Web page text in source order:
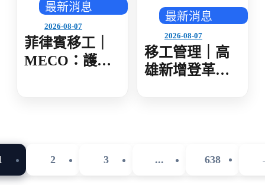
最新消息
2026-08-07
菲律賓移工｜
MECO：護照
最新消息
2026-08-07
移工管理｜高
雄新增登革熱
元
2 3 ... 638